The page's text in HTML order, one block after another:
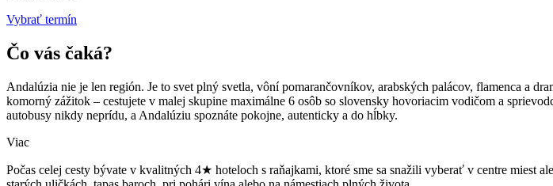
Vybrať termín
Čo vás čaká?
Andalúzia nie je len región. Je to svet plný svetla, vôní pomarančovníkov, arabských palácov, flamenca a
komorný zážitok – cestujete v malej skupine maximálne 6 osôb so slovensky hovoriacim vodičom a
autobusy nikdy neprídu, a Andalúziu spoznáte pokojne, autenticky a do hĺbky.
Viac
Počas celej cesty bývate v kvalitných 4★ hoteloch s raňajkami, ktoré sme sa snažili vyberať v centre